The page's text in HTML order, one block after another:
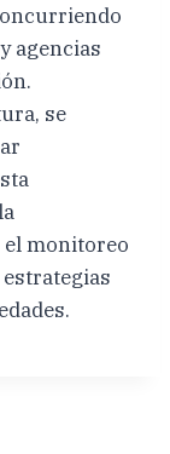
agencias
se
monitoreo